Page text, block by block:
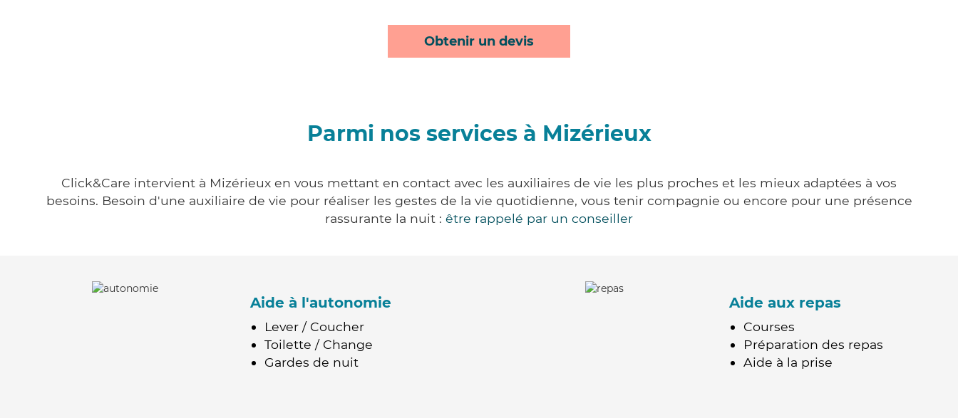
Obtenir un devis
Parmi nos services à Mizérieux
Click&Care intervient à Mizérieux en vous mettant en contact avec les auxiliaires de vie les plus proches et les mieux adaptées à vos
besoins. Besoin d'une auxiliaire de vie pour réaliser les gestes de la vie quotidienne, vous tenir compagnie ou encore pour une présence
rassurante la nuit : être rappelé par un conseiller
Aide à l'autonomie
Lever / Coucher
Toilette / Change
Gardes de nuit
Aide aux repas
Courses
Préparation des repas
Aide à la prise